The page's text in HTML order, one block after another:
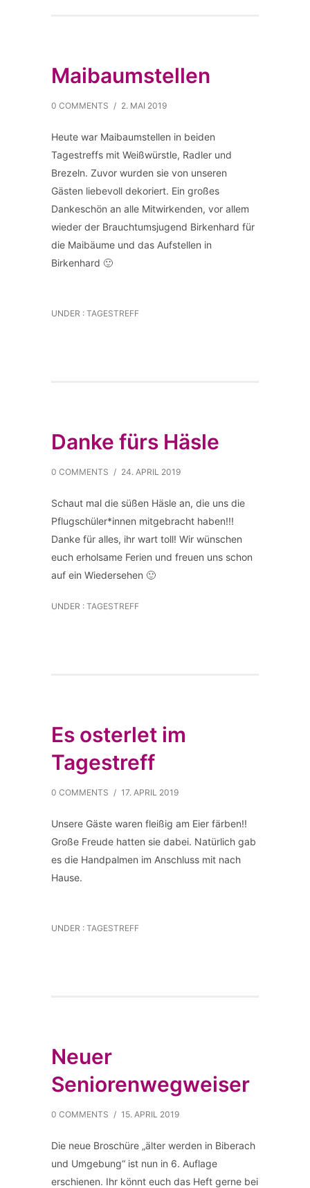
Maibaumstellen
0 COMMENTS / 2. MAI 2019
Heute war Maibaumstellen in beiden
Tagestreffs mit Weißwürstle, Radler und
Brezeln. Zuvor wurden sie von unseren
Gästen liebevoll dekoriert. Ein großes
Dankeschön an alle Mitwirkenden, vor allem
wieder der Brauchtumsjugend Birkenhard für
die Maibäume und das Aufstellen in
Birkenhard 🙂
UNDER : TAGESTREFF
Danke fürs Häsle
0 COMMENTS / 24. APRIL 2019
Schaut mal die süßen Häsle an, die uns die
Pflugschüler*innen mitgebracht haben!!!
Danke für alles, ihr wart toll! Wir wünschen
euch erholsame Ferien und freuen uns schon
auf ein Wiedersehen 🙂
UNDER : TAGESTREFF
Es osterlet im
Tagestreff
0 COMMENTS / 17. APRIL 2019
Unsere Gäste waren fleißig am Eier färben!!
Große Freude hatten sie dabei. Natürlich gab
es die Handpalmen im Anschluss mit nach
Hause.
UNDER : TAGESTREFF
Neuer
Seniorenwegweiser
0 COMMENTS / 15. APRIL 2019
Die neue Broschüre „älter werden in Biberach
und Umgebung“ ist nun in 6. Auflage
erschienen. Ihr könnt euch das Heft gerne bei